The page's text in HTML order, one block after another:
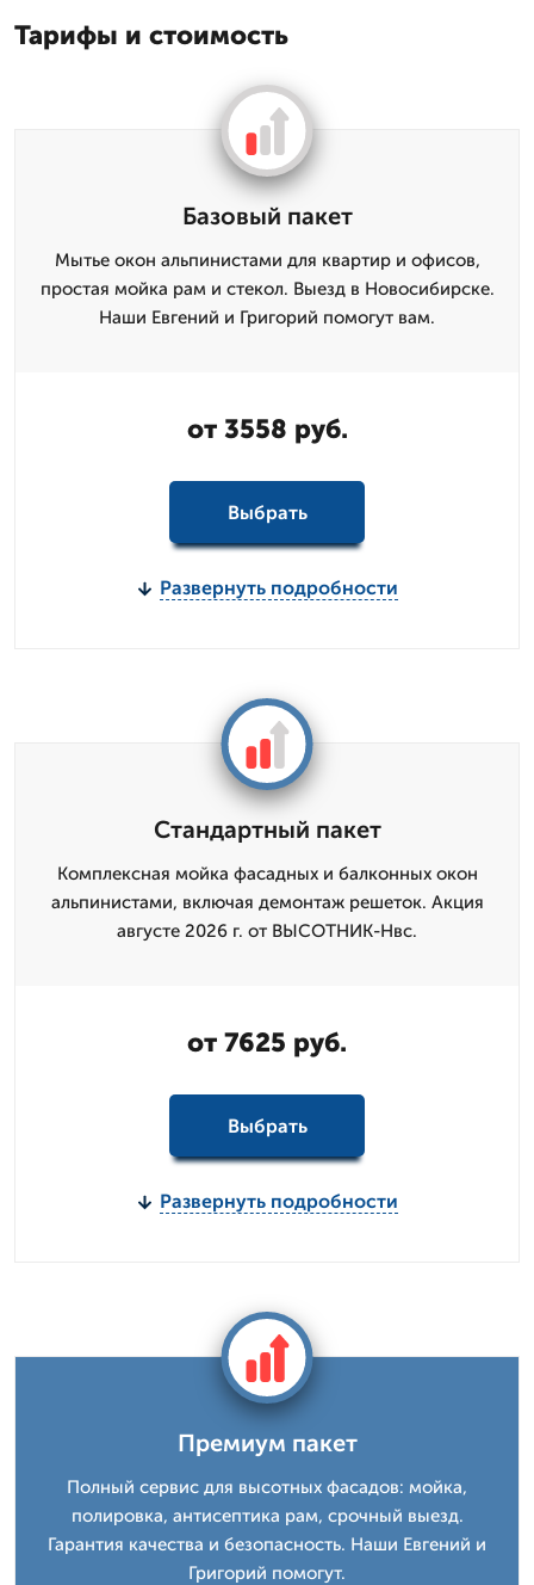
Тарифы и стоимость
Базовый пакет
Мытье окон альпинистами для квартир и офисов,
простая мойка рам и стекол. Выезд в Новосибирске.
Наши Евгений и Григорий помогут вам.
от 3558 руб.
Выбрать
Развернуть подробности
Стандартный пакет
Комплексная мойка фасадных и балконных окон
альпинистами, включая демонтаж решеток. Акция
августе 2026 г. от ВЫСОТНИК-Нвс.
от 7625 руб.
Выбрать
Развернуть подробности
Премиум пакет
Полный сервис для высотных фасадов: мойка,
полировка, антисептика рам, срочный выезд.
Гарантия качества и безопасность. Наши Евгений и
Григорий помогут.